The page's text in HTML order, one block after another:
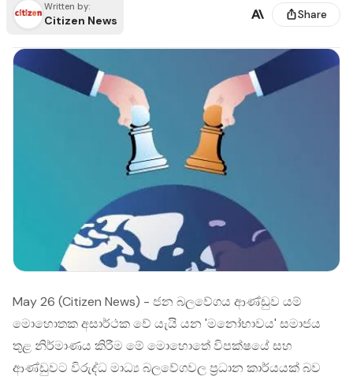
Written by:
Citizen News Share
May 26 (Citizen News) - ජන බලවේගය ආණ්ඩුව යම්
මොහොතක අසාර්ථක වේ යැයි යන 'මනෝභාවය' සමාජය
තුළ නිර්මාණය කිරීම මේ මොහොතේ විපක්ෂයේ සහ
ආණ්ඩුවට විරුද්ධ මාධ්‍ය බලවේගවල ප්‍රධාන කාර්යයක් බව